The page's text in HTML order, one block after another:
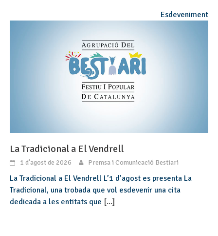
Esdeveniment
La Tradicional a El Vendrell
1 d'agost de 2026 Premsa i Comunicació Bestiari
La Tradicional a El Vendrell L’1 d’agost es presenta La
Tradicional, una trobada que vol esdevenir una cita
dedicada a les entitats que [...]